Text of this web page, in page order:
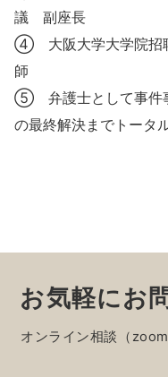
議 副座長
④ 大阪大学大学院招
師
⑤ 弁護士として事件
の最終解決までトー
お気軽にお
オンライン相談（